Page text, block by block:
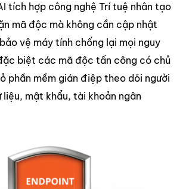
tích hợp công nghệ Trí tuệ nhân tạo
mã độc mà không cần cập nhật
vệ máy tính chống lại mọi nguy
biệt các mã độc tấn công có chủ
phần mềm gián điệp theo dõi người
liệu, mật khẩu, tài khoản ngân